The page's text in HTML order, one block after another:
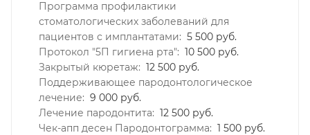
Программа профилактики
стоматологических заболеваний для
пациентов с имплантатами: 5 500 руб.
Протокол "5П гигиена рта": 10 500 руб.
Закрытый кюретаж: 12 500 руб.
Поддерживающее пародонтологическое
лечение: 9 000 руб.
Лечение пародонтита: 12 500 руб.
Чек-апп десен Пародонтограмма: 1 500 руб.